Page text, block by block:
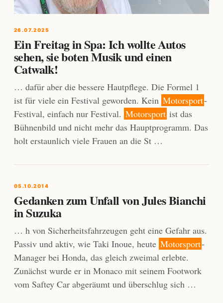
26.07.2025
Ein Freitag in Spa: Ich wollte Autos
sehen, sie boten Musik und einen
Catwalk!
… dafür aber die bessere Hautpflege. Die Formel 1
ist für viele ein Festival geworden. Kein Motorsport-
Festival, einfach nur Festival. Motorsport ist das
Bühnenbild und nicht mehr das Hauptprogramm. Das
holt erstaunlich viele Frauen an die St …
05.10.2014
Gedanken zum Unfall von Jules Bianchi
in Suzuka
… h von Sicherheitsfahrzeugen geht eine Gefahr aus.
Passiv und aktiv, wie Taki Inoue, heute Motorsport-
Manager bei Honda, das gleich zweimal erlebte.
Zunächst wurde er in Monaco mit seinem Footwork
vom Saftey Car abgeräumt und überschlug sich …